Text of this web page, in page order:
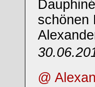
schönen
@